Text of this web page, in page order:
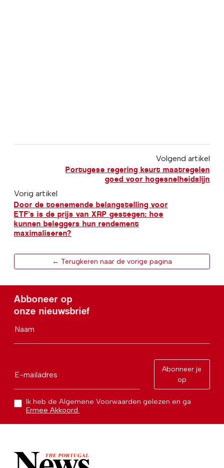
Volgend artikel
Portugese regering keurt maatregelen
goed voor hogesnelheidslijn
Vorig artikel
Door de toenemende belangstelling voor
ETF's is de prijs van XRP gestegen: hoe
kunnen beleggers hun rendement
maximaliseren?
← Terugkeren naar de vorige pagina
Abboneer op
onze nieuwsbrief
Naam
E-mailadres
Abonneer je
op
Ik heb de Algemene Voorwaarden gelezen en ga
Ermee Akkoord.